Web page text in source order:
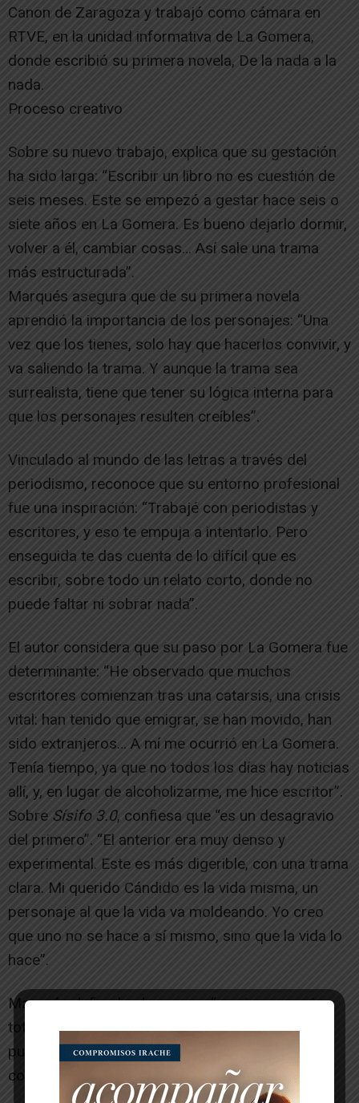
Canon de Zaragoza y trabajó como cámara en
RTVE, en la unidad informativa de La Gomera,
donde escribió su primera novela, De la nada a la
nada.
Proceso creativo
Sobre su nuevo trabajo, explica que su gestación
ha sido larga: “Escribir un libro no es cuestión de
seis meses. Este se empezó a gestar hace seis o
siete años en La Gomera. Es bueno dejarlo dormir,
volver a él, cambiar cosas… Así sale una trama
más estructurada”.
Marqués asegura que de su primera novela
aprendió la importancia de los personajes: “Una
vez que los tienes, solo hay que hacerlos convivir, y
va saliendo la trama. Y aunque la trama sea
surrealista, tiene que tener su lógica interna para
que los personajes resulten creíbles”.
Vinculado al mundo de las letras a través del
periodismo, reconoce que su entorno profesional
fue una inspiración: “Trabajé con periodistas y
escritores, y eso te empuja a intentarlo. Pero
enseguida te das cuenta de lo difícil que es
escribir, sobre todo un relato corto, donde no
puede faltar ni sobrar nada”.
El autor considera que su paso por La Gomera fue
determinante: “He observado que muchos
escritores comienzan tras una catarsis, una crisis
vital: han tenido que emigrar, se han movido, han
sido extranjeros… A mí me ocurrió en La Gomera.
Tenía tiempo, ya que no todos los días hay noticias
allí, y, en lugar de alcoholizarme, me hice escritor”.
Sobre Sísifo 3.0, confiesa que “es un desagravio
del primero”. “El anterior era muy denso y
experimental. Este es más digerible, con una trama
clara. Mi querido Cándido es la vida misma, un
personaje al que la vida va moldeando. Yo creo
que uno no se hace a sí mismo, sino que la vida lo
hace”.
Marqués define la obra como “una irreverencia
total”. “Los que me conocen ya saben que no
puedo escribir algo light. No puedo quedar bien
con todos”, concluye entre risas.